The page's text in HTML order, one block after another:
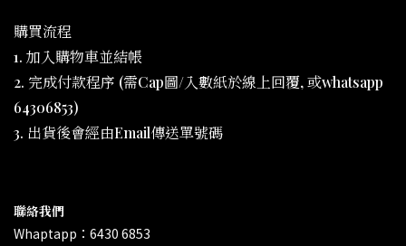
購買流程
1. 加入購物車並結帳
2. 完成付款程序 (需Cap圖/入數紙於線上回覆, 或whatsapp
64306853)
3. 出貨後會經由Email傳送單號碼
聯絡我們
Whaptapp：6430 6853